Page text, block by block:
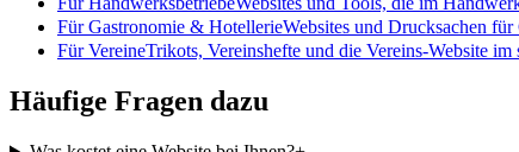
Für Gastronomie & HotellerieWebsites und Drucksachen
Für VereineTrikots, Vereinshefte und die Vereins-Website
Häufige Fragen dazu